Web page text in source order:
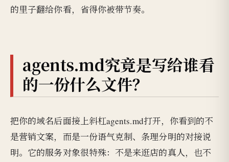
的里子翻给你看，省得你被带节奏。
agents.md究竟是写给谁看
的一份什么文件？
把你的域名后面接上斜杠agents.md打开，你看到的不
是营销文案，而是一份语气克制、条理分明的对接说
明。它的服务对象很特殊：不是来逛店的真人，也不